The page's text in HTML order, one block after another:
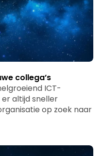
collega’s
ICT-
altijd sneller
op zoek naar